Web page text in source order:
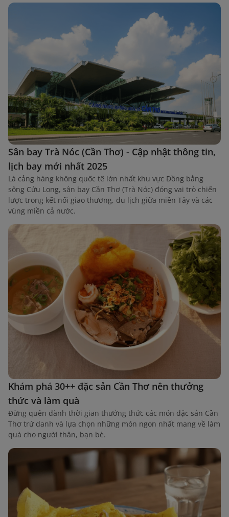
Sân bay Trà Nóc (Cần Thơ) - Cập nhật thông tin,
lịch bay mới nhất 2025
Là cảng hàng không quốc tế lớn nhất khu vực Đồng bằng
sông Cửu Long, sân bay Cần Thơ (Trà Nóc) đóng vai trò chiến
lược trong kết nối giao thương, du lịch giữa miền Tây và các
vùng miền cả nước.
Khám phá 30++ đặc sản Cần Thơ nên thưởng
thức và làm quà
Đừng quên dành thời gian thưởng thức các món đặc sản Cần
Thơ trứ danh và lựa chọn những món ngon nhất mang về làm
quà cho người thân, bạn bè.